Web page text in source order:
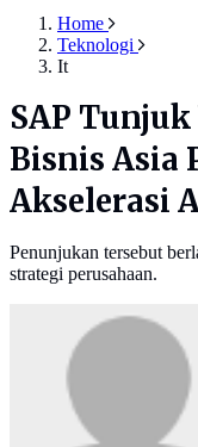
Home
Teknologi
It
SAP
Bisnis Asia
Akselerasi
Penunjukan tersebut
strategi perusahaan.